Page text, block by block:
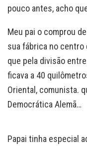
pouco antes, acho
Meu pai o comprou
sua fábrica no centro
que pela divisão
ficava a 40
Oriental, comunista.
Democrática Alemã…
Papai tinha especial